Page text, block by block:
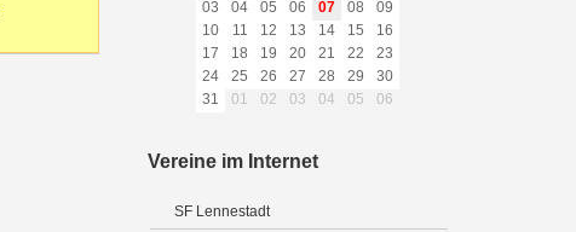
03
04 05 06 07 08
09
10
11 12 13 14 15
16
17
18 19 20 21 22
23
24
25 26 27 28 29
30
31
01 02 03 04 05 06
Vereine im Internet
SF Lennestadt